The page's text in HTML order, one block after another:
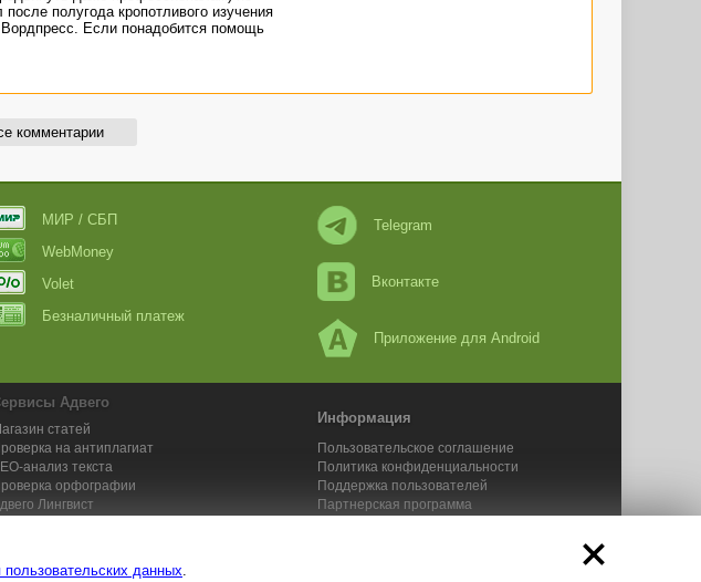
полугода кропотливого изучения
Если понадобится помощь
комментарии
МИР / СБП
WebMoney
Volet
Безналичный платеж
Telegram
Вконтакте
Приложение для Android
Адвего
статей
на антиплагиат
анализ текста
орфографии
Лингвист
Информация
Пользовательское соглашение
Политика конфиденциальности
Поддержка пользователей
Партнерская программа
данных